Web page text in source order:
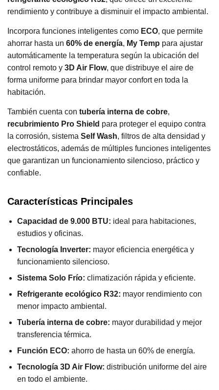
rendimiento y contribuye a disminuir el impacto ambiental.
Incorpora funciones inteligentes como ECO, que permite
ahorrar hasta un 60% de energía, My Temp para ajustar
automáticamente la temperatura según la ubicación del
control remoto y 3D Air Flow, que distribuye el aire de
forma uniforme para brindar mayor confort en toda la
habitación.
También cuenta con tubería interna de cobre,
recubrimiento Pro Shield para proteger el equipo contra
la corrosión, sistema Self Wash, filtros de alta densidad y
electrostáticos, además de múltiples funciones inteligentes
que garantizan un funcionamiento silencioso, práctico y
confiable.
Características Principales
Capacidad de 9.000 BTU: ideal para habitaciones,
estudios y oficinas.
Tecnología Inverter: mayor eficiencia energética y
funcionamiento silencioso.
Sistema Solo Frío: climatización rápida y eficiente.
Refrigerante ecológico R32: mayor rendimiento con
menor impacto ambiental.
Tubería interna de cobre: mayor durabilidad y mejor
transferencia térmica.
Función ECO: ahorro de hasta un 60% de energía.
Tecnología 3D Air Flow: distribución uniforme del aire
en todo el ambiente.